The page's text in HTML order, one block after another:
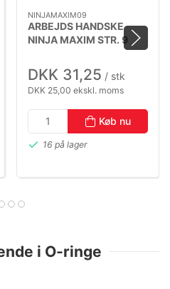
NINJAMAXIM09
ARBEJDS HANDSKE
NINJA MAXIM STR. 9
DKK 31,25 / stk
DKK 25,00 ekskl. moms
Køb nu
16 på lager
i O-ringe